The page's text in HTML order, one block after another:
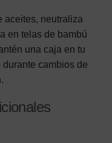
aceites, neutraliza
en telas de bambú
una caja en tu
cambios de